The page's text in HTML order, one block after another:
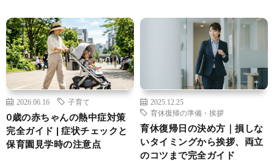
2026.06.16 子育て
0歳の赤ちゃんの熱中症対策
完全ガイド | 症状チェックと
保育園見学時の注意点
2025.12.25
育休復帰の準備・挨拶
育休復帰日の決め方｜損しな
いタイミングから挨拶、両立
のコツまで完全ガイド